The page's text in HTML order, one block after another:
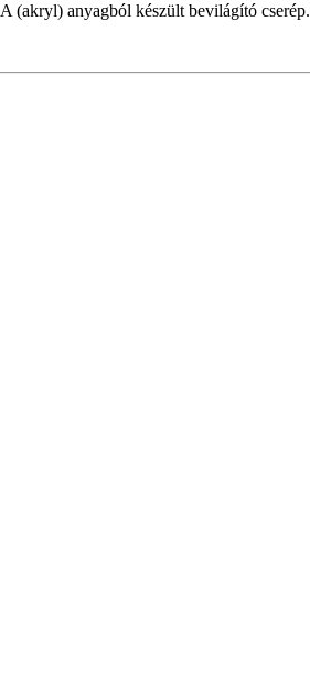
(akryl) anyagból készült bevilágító cserép.